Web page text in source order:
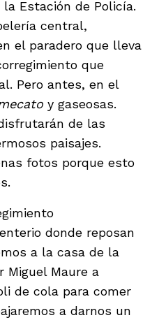
la Estación de Policía.
central,
el paradero que lleva
que
Pero antes, en el
y gaseosas.
de las
paisajes.
fotos porque esto
donde reposan
a la casa de la
Miguel Maure a
de cola para comer
a darnos un